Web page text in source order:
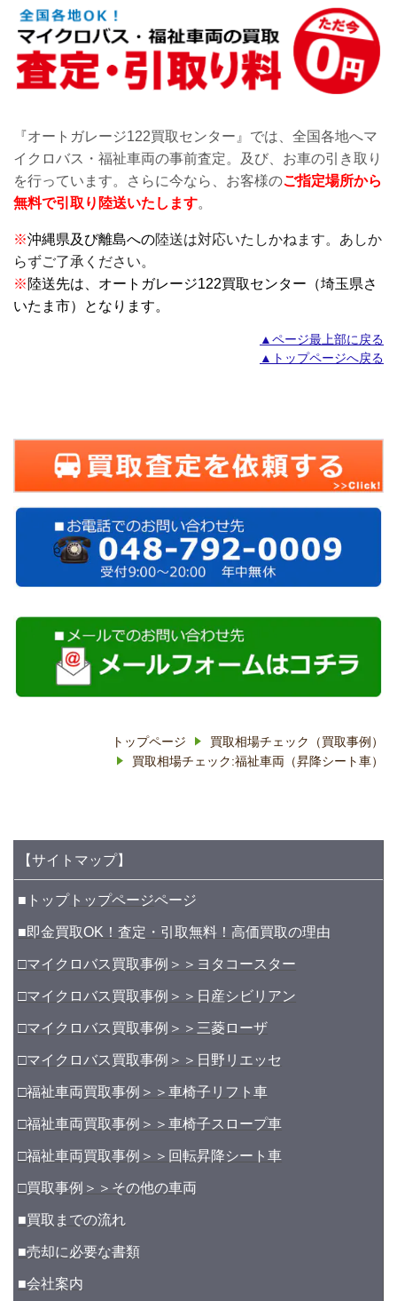
『オートガレージ122買取センター』では、全国各地へマ
イクロバス・福祉車両の事前査定。及び、お車の引き取り
を行っています。さらに今なら、お客様のご指定場所から
無料で引取り陸送いたします。
※沖縄県及び離島への陸送は対応いたしかねます。あしか
らずご了承ください。
※ 陸送先は、オートガレージ122買取センター（埼玉県さ
いたま市）となります。
▲ページ最上部に戻る
▲トップページへ戻る
トップページ
買取相場チェック（買取事例）
買取相場チェック:福祉車両（昇降シート車）
【サイトマップ】
■トップトップページページ
■即金買取OK！査定・引取無料！高価買取の理由
□マイクロバス買取事例＞＞ヨタコースター
□マイクロバス買取事例＞＞日産シビリアン
□マイクロバス買取事例＞＞三菱ローザ
□マイクロバス買取事例＞＞日野リエッセ
□福祉車両買取事例＞＞車椅子リフト車
□福祉車両買取事例＞＞車椅子スロープ車
□福祉車両買取事例＞＞回転昇降シート車
□買取事例＞＞その他の車両
■買取までの流れ
■売却に必要な書類
■会社案内